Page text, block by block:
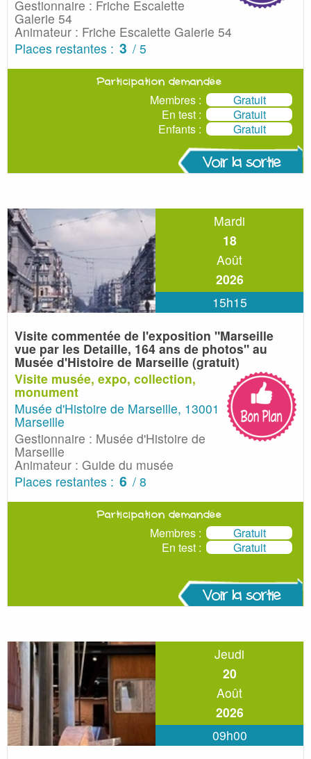
Gestionnaire : Friche Escalette
Galerie 54
Animateur : Friche Escalette Galerie 54
Places restantes : 3 / 5
Participation demandée
Membres :
Gratuit
En test :
Gratuit
Enfants :
Gratuit
Voir la sortie
Mardi
18
Août
2026
15h15
Visite commentée de l'exposition "Marseille
vue par les Detaille, 164 ans de photos" au
Musée d'Histoire de Marseille (gratuit)
Visite musée, expo, collection,
monument
Musée d'Histoire de Marseille, 13001
Marseille
Gestionnaire : Musée d'Histoire de
Marseille
Animateur : Guide du musée
Places restantes : 6 / 8
Participation demandée
Membres :
Gratuit
En test :
Gratuit
Voir la sortie
Jeudi
20
Août
2026
09h00